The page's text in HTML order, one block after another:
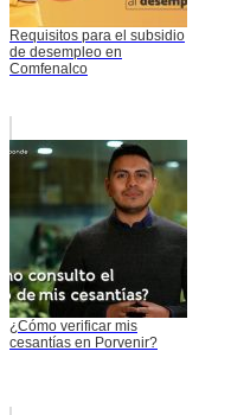
Requisitos para el subsidio
de desempleo en
Comfenalco
¿Cómo verificar mis
cesantías en Porvenir?